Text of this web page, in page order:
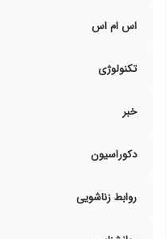
اس ام اس
تکنولوژی
خبر
دکوراسیون
روابط زناشویی